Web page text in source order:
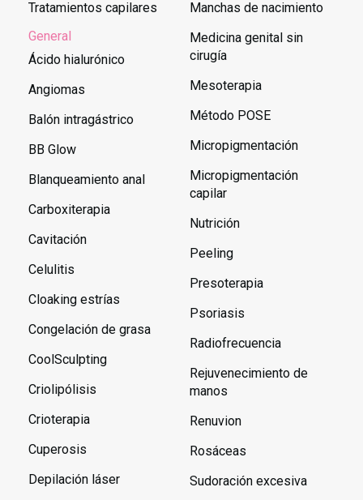
Tratamientos capilares
General
Ácido hialurónico
Angiomas
Balón intragástrico
BB Glow
Blanqueamiento anal
Carboxiterapia
Cavitación
Celulitis
Cloaking estrías
Congelación de grasa
CoolSculpting
Criolipólisis
Crioterapia
Cuperosis
Depilación láser
Manchas de nacimiento
Medicina genital sin
cirugía
Mesoterapia
Método POSE
Micropigmentación
Micropigmentación
capilar
Nutrición
Peeling
Presoterapia
Psoriasis
Radiofrecuencia
Rejuvenecimiento de
manos
Renuvion
Rosáceas
Sudoración excesiva